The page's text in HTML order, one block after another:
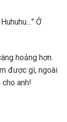
Ở
hoảng hơn.
được gì, ngoài
anh!